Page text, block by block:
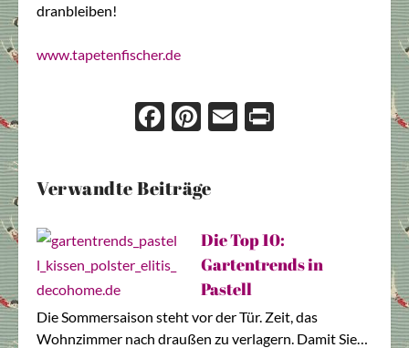
dranbleiben!
www.tapetenfischer.de
Face
Pint
Ema
Verwandte Beiträge
Die Top 10:
Gartentrends in
Pastell
Die Sommersaison steht vor der Tür. Zeit, das
Wohnzimmer nach draußen zu verlagern. Damit Sie…